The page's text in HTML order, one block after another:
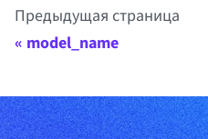
Предыдущая страница
model_name